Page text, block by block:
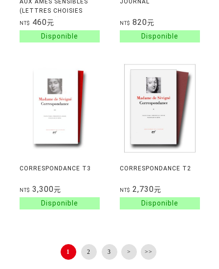
AUX AMES SENSIBLES
(LETTRES CHOISIES
(1800-1842))
NT$ 460元
JOURNAL
NT$ 820元
CORRESPONDANCE T3
NT$ 3,300元
CORRESPONDANCE T2
NT$ 2,730元
1 2 3 > >>